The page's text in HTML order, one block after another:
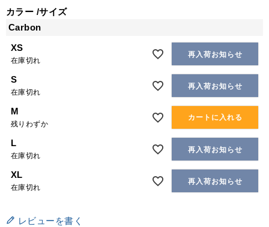
カラー サイズ
Carbon
XS
在庫切れ
再入荷お知らせ
S
在庫切れ
再入荷お知らせ
M
残りわずか
カートに入れる
L
在庫切れ
再入荷お知らせ
XL
在庫切れ
再入荷お知らせ
レビューを書く